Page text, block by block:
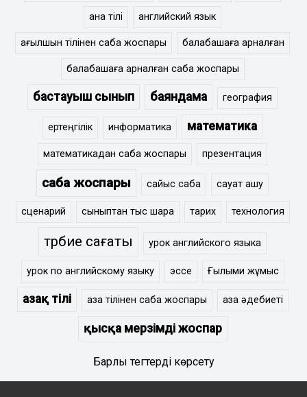
ана тілі английский язык
ағылшын тілінен сабақ жоспары балабақшаға арналған
балабақшаға арналған сабақ жоспары
бастауыш сынып баяндама география
ертеңгілік информатика математика
математикадан сабақ жоспары презентация
сабақ жоспары сайыс сабақ сауат ашу
сценарий сыныптан тыс шара тарих технология
тәрбие сағаты урок английского языка
урок по английскому языку эссе Ғылыми жұмыс
Қазақ тілі қазақ тілінен сабақ жоспары қазақ әдебиеті
қысқа мерзімді жоспар
Барлық тегтерді көрсету